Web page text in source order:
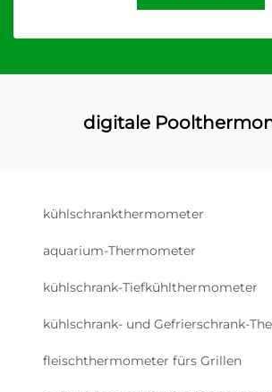
digitale
kühlschrankthermometer
aquarium-Thermometer
kühlschrank-Tiefkühlthermometer
kühlschrank- und Gefrierschrank-
fleischthermometer fürs Grillen